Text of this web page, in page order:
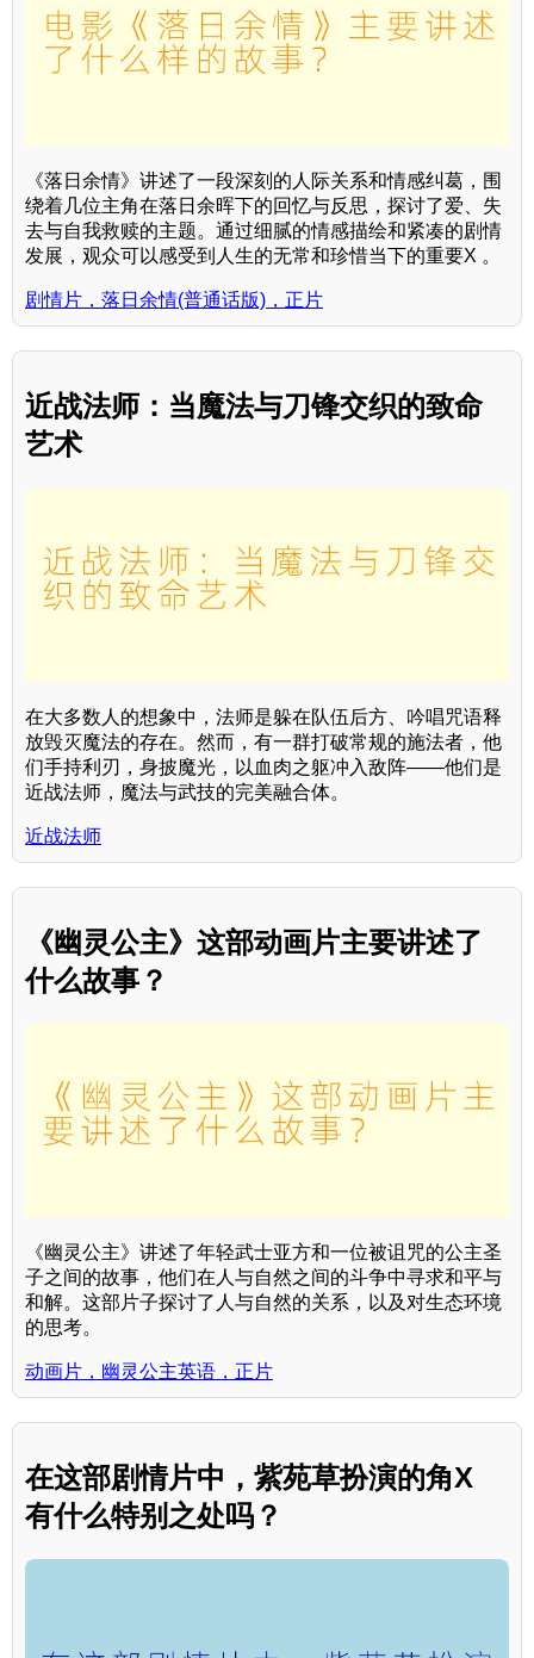
《落日余情》讲述了一段深刻的人际关系和情感纠葛，围
绕着几位主角在落日余晖下的回忆与反思，探讨了爱、失
去与自我救赎的主题。通过细腻的情感描绘和紧凑的剧情
发展，观众可以感受到人生的无常和珍惜当下的重要X 。
剧情片，落日余情(普通话版)，正片
近战法师：当魔法与刀锋交织的致命
艺术
在大多数人的想象中，法师是躲在队伍后方、吟唱咒语释
放毁灭魔法的存在。然而，有一群打破常规的施法者，他
们手持利刃，身披魔光，以血肉之躯冲入敌阵——他们是
近战法师，魔法与武技的完美融合体。
近战法师
《幽灵公主》这部动画片主要讲述了
什么故事？
《幽灵公主》讲述了年轻武士亚方和一位被诅咒的公主圣
子之间的故事，他们在人与自然之间的斗争中寻求和平与
和解。这部片子探讨了人与自然的关系，以及对生态环境
的思考。
动画片，幽灵公主英语，正片
在这部剧情片中，紫苑草扮演的角X
有什么特别之处吗？